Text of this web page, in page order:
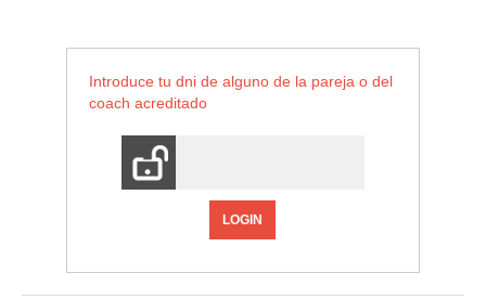
Introduce tu dni de alguno de la pareja o del
coach acreditado
LOGIN